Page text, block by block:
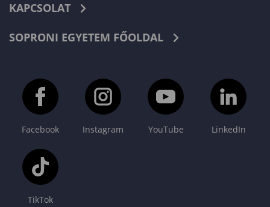
KAPCSOLAT
SOPRONI EGYETEM FŐOLDAL
Facebook Instagram YouTube LinkedIn
TikTok